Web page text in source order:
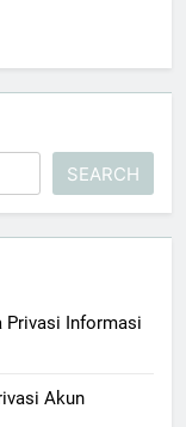
SEARCH
Privasi Informasi
Akun